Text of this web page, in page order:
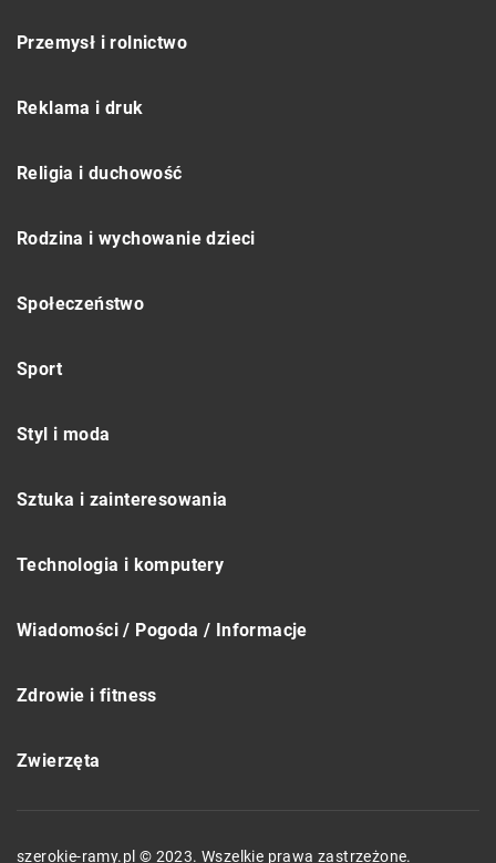
Przemysł i rolnictwo
Reklama i druk
Religia i duchowość
Rodzina i wychowanie dzieci
Społeczeństwo
Sport
Styl i moda
Sztuka i zainteresowania
Technologia i komputery
Wiadomości / Pogoda / Informacje
Zdrowie i fitness
Zwierzęta
szerokie-ramy.pl © 2023. Wszelkie prawa zastrzeżone.